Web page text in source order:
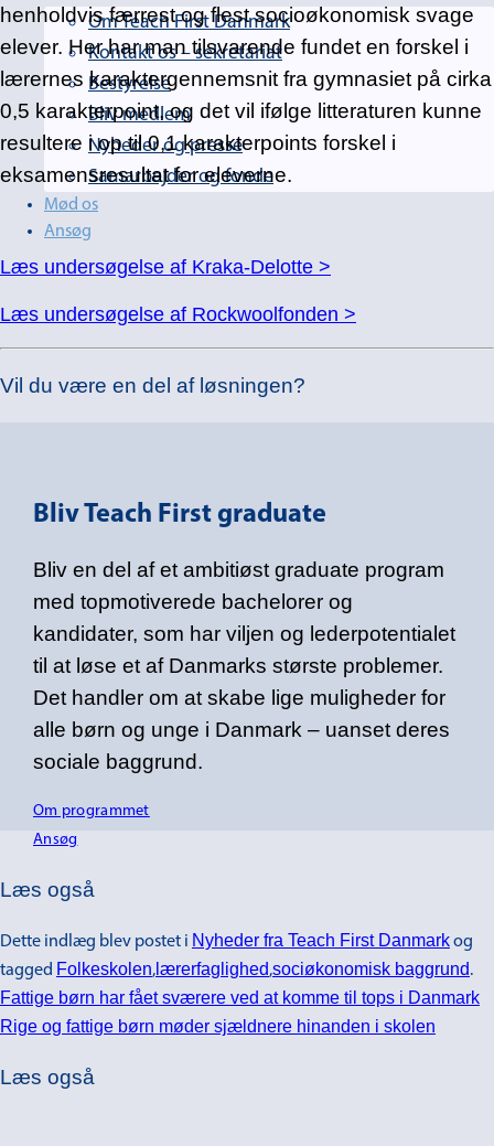
Om Teach First Danmark
Kontakt os – sekretariat
Bestyrelse
Bliv medlem
Nyheder og presse
Samarbejder og fonde
Mød os
Ansøg
henholdvis færrest og flest socioøkonomisk svage
elever. Her har man tilsvarende fundet en forskel i
lærernes karaktergennemsnit fra gymnasiet på cirka
0,5 karakterpoint, og det vil ifølge litteraturen kunne
resultere i op til 0,1 karakterpoints forskel i
eksamensresultat for eleverne.
Læs undersøgelse af Kraka-Delotte >
Læs undersøgelse af Rockwoolfonden >
Vil du være en del af løsningen?
Bliv Teach First graduate
Bliv en del af et ambitiøst graduate program
med topmotiverede bachelorer og
kandidater, som har viljen og lederpotentialet
til at løse et af Danmarks største problemer.
Det handler om at skabe lige muligheder for
alle børn og unge i Danmark – uanset deres
sociale baggrund.
Om programmet
Ansøg
Læs også
Dette indlæg blev postet i Nyheder fra Teach First Danmarkog
tagged Folkeskolen, lærerfaglighed,sociøkonomisk baggrund.
Fattige børn har fået sværere ved at komme til tops i Danmark
Rige og fattige børn møder sjældnere hinanden i skolen
Læs også